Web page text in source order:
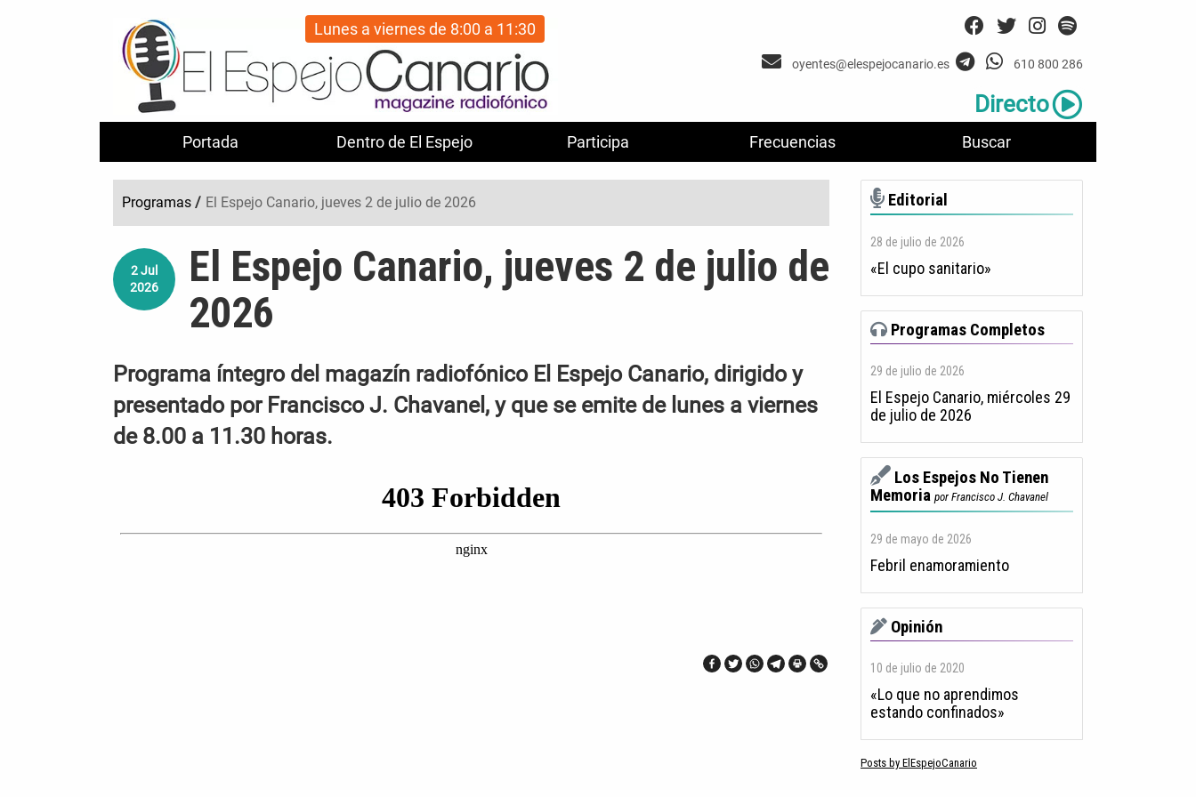
Portada Dentro de El Espejo Participa Frecuencias Buscar
Lunes a viernes de 8:00 a 11:30
oyentes@elespejocanario.es 610 800 286
Directo
Programas / El Espejo Canario, jueves 2 de julio de 2026
2Jul
2026
El Espejo Canario, jueves 2 de julio de
2026
Programa íntegro del magazín radiofónico El Espejo Canario, dirigido y
presentado por Francisco J. Chavanel, y que se emite de lunes a viernes
de 8.00 a 11.30 horas.
Editorial
28 de julio de 2026
«El cupo sanitario»
Programas Completos
29 de julio de 2026
El Espejo Canario, miércoles 29
de julio de 2026
Los Espejos No Tienen
Memoria por Francisco J. Chavanel
29 de mayo de 2026
Febril enamoramiento
Opinión
10 de julio de 2020
«Lo que no aprendimos
estando confinados»
Posts by ElEspejoCanario